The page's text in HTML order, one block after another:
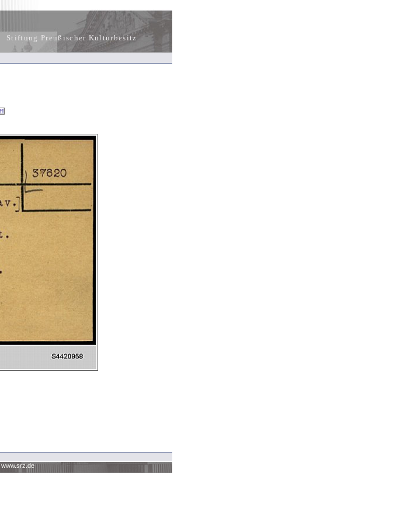
Stiftung Preußischer Kulturbesitz
www.srz.de